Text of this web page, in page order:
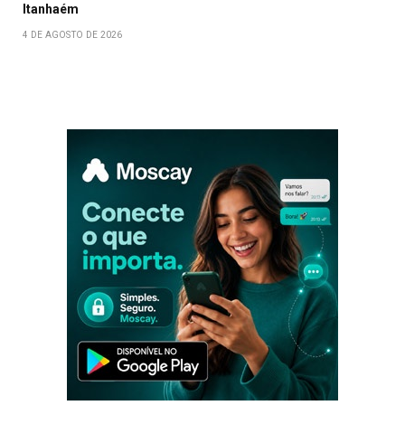
Itanhaém
4 DE AGOSTO DE 2026